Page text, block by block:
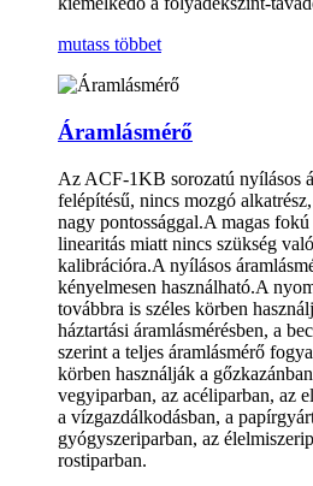
mutass többet
Áramlásmérő
Az ACF-1KB sorozatú nyílásos
felépítésű, nincs mozgó
nagy pontossággal.A magas
linearitás miatt nincs szükség
kalibrációra.A nyílásos
kényelmesen használható.A
továbbra is széles körben
háztartási áramlásmérésben, a
szerint a teljes áramlásmérő
körben használják a
vegyiparban, az acéliparban, az
a vízgazdálkodásban, a
gyógyszeriparban, az
rostiparban.